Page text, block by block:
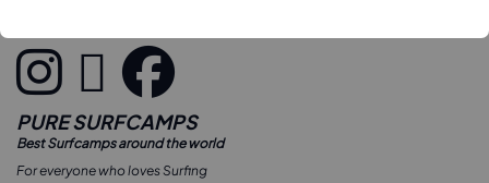
PURE SURFCAMPS
Best Surfcamps around the world
For everyone who loves Surfing